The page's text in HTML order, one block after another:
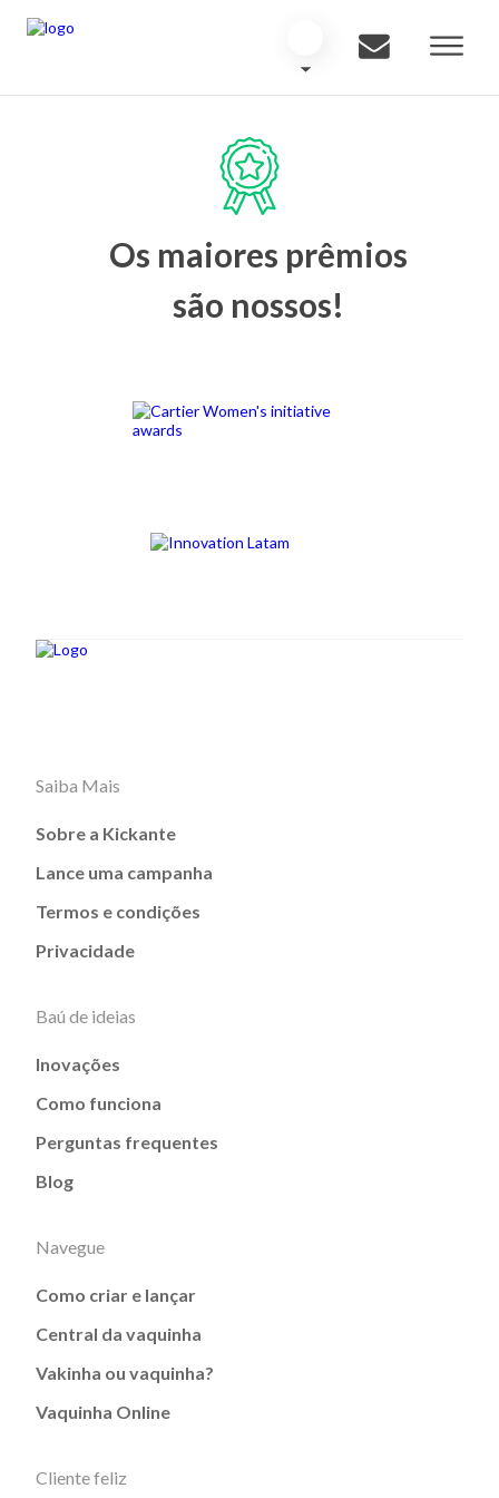
Os maiores prêmios
são nossos!
Saiba Mais
Sobre a Kickante
Lance uma campanha
Termos e condições
Privacidade
Baú de ideias
Inovações
Como funciona
Perguntas frequentes
Blog
Navegue
Como criar e lançar
Central da vaquinha
Vakinha ou vaquinha?
Vaquinha Online
Cliente feliz